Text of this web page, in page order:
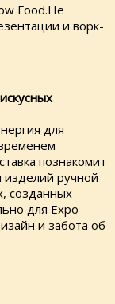
Food.Не
и ворк-
для
познакомит
изделий ручной
созданных
для Ехро
и забота об